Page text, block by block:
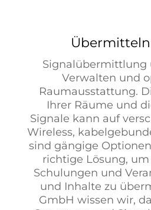
Signalübermittlung
Verwalten und
Raumausstattung.
Ihrer Räume und
Signale kann auf
Wireless,
sind gängige
richtige Lösung,
Schulungen und
und Inhalte zu
GmbH wissen wir,